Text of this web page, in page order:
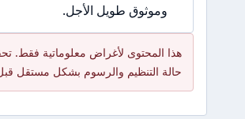
وموثوق طويل الأجل.
هذا المحتوى لأغراض معلوماتية فقط.
حالة التنظيم والرسوم بشكل مستقل قبل